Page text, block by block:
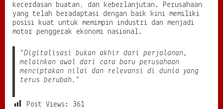
kecerdasan buatan, dan keberlanjutan. Perusahaan
yang telah beradaptasi dengan baik kini memiliki
posisi kuat untuk memimpin industri dan menjadi
motor penggerak ekonomi nasional.
“Digitalisasi bukan akhir dari perjalanan,
melainkan awal dari cara baru perusahaan
menciptakan nilai dan relevansi di dunia yang
terus berubah.”
Post Views: 361